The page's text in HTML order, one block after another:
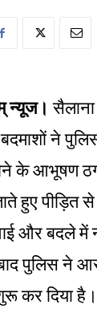
न्यूज।
ने
के आभूषण
हुए
और बदले में
पुलिस ने
कर दिया है।